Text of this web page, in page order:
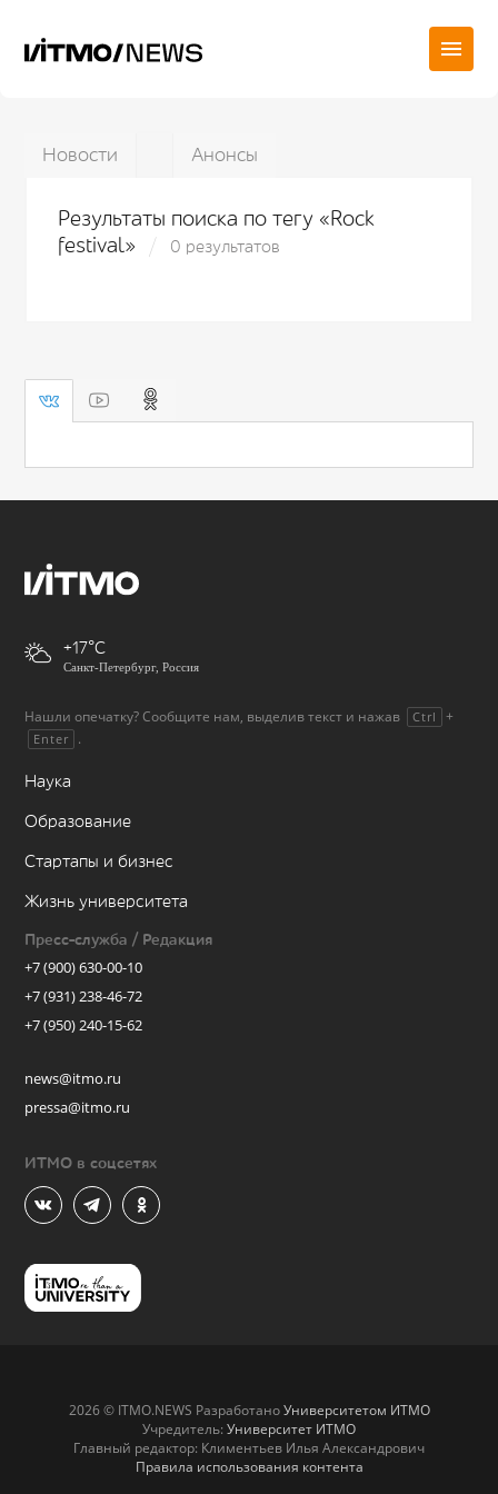
Новости Анонсы
Результаты поиска по тегу «Rock
festival»
0 результатов
+17
Санкт-Петербург, Россия
Нашли опечатку? Сообщите нам, выделив текст и нажав Ctrl +
Enter .
Наука
Образование
Стартапы и бизнес
Жизнь университета
Пресс-служба / Редакция
+7 (900) 630-00-10
+7 (931) 238-46-72
+7 (950) 240-15-62
news@itmo.ru
pressa@itmo.ru
ИТМО в соцсетях
2026 © ITMO.NEWS РазработаноУниверситетом ИТМО
Учредитель: Университет ИТМО
Главный редактор: Климентьев Илья Александрович
Правила использования контента